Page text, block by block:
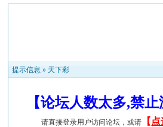
提示信息 » 天下彩
【论坛人数太多,禁
请直接登录用户访问论坛，或请 【